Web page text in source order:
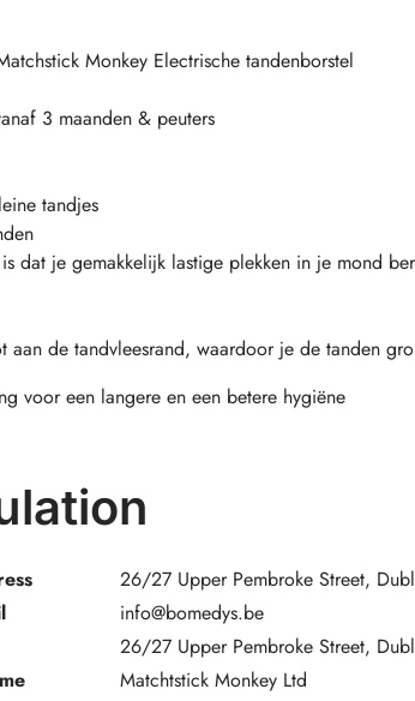
Monkey Electrische tandenborstel
3 maanden & peuters
tandjes
dat je gemakkelijk lastige plekken in je mond
aan de tandvleesrand, waardoor je de tanden
voor een langere en een betere hygiëne
26/27 Upper Pembroke Street,
info@bomedys.be
26/27 Upper Pembroke Street,
Matchtstick Monkey Ltd